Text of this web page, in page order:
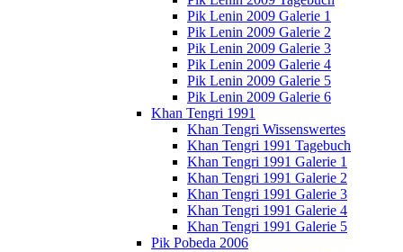
Pik Lenin 2009 Galerie 1
Pik Lenin 2009 Galerie 2
Pik Lenin 2009 Galerie 3
Pik Lenin 2009 Galerie 4
Pik Lenin 2009 Galerie 5
Pik Lenin 2009 Galerie 6
Khan Tengri 1991
Khan Tengri Wissenswertes
Khan Tengri 1991 Tagebuch
Khan Tengri 1991 Galerie 1
Khan Tengri 1991 Galerie 2
Khan Tengri 1991 Galerie 3
Khan Tengri 1991 Galerie 4
Khan Tengri 1991 Galerie 5
Pik Pobeda 2006